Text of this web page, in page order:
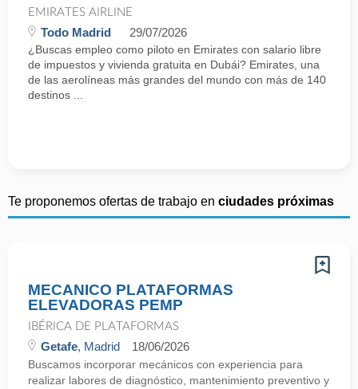
EMIRATES AIRLINE
Todo Madrid 29/07/2026
¿Buscas empleo como piloto en Emirates con salario libre
de impuestos y vivienda gratuita en Dubái? Emirates, una
de las aerolíneas más grandes del mundo con más de 140
destinos ...
Te proponemos ofertas de trabajo en ciudades próximas
MECANICO PLATAFORMAS
ELEVADORAS PEMP
IBÉRICA DE PLATAFORMAS
Getafe, Madrid 18/06/2026
Buscamos incorporar mecánicos con experiencia para
realizar labores de diagnóstico, mantenimiento preventivo y